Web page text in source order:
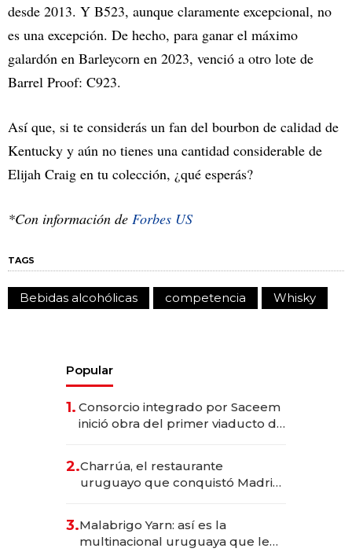
desde 2013. Y B523, aunque claramente excepcional, no
es una excepción. De hecho, para ganar el máximo
galardón en Barleycorn en 2023, venció a otro lote de
Barrel Proof: C923.
Así que, si te considerás un fan del bourbon de calidad de
Kentucky y aún no tienes una cantidad considerable de
Elijah Craig en tu colección, ¿qué esperás?
*Con información de Forbes US
TAGS
Bebidas alcohólicas competencia Whisky
Popular
1. Consorcio integrado por Saceem
inició obra del primer viaducto de
millones
2.Charrúa, el restaurante
uruguayo que conquistó Madrid:
anticipación y prepara apertura
3.Malabrigo Yarn: así es la
multinacional uruguaya que le